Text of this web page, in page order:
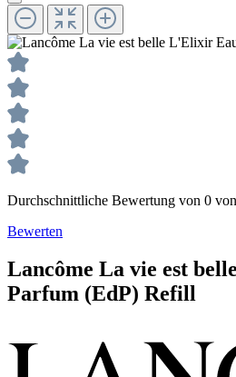
Durchschnittliche Bewertung von 0
Bewerten
Lancôme La vie est
Parfum (EdP) Refill